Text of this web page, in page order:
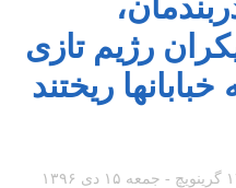
رژیم تازی
ریختند
۱۳۹۶